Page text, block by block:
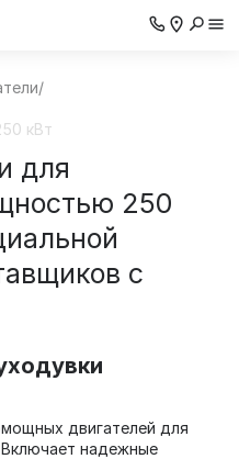
/
кВт
для
250
с
двигателей для
надежные